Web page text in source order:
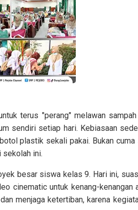
terus "perang" melawan
sendiri setiap hari. Kebiasaan
plastik sekali pakai. Bukan
sekolah ini.
besar siswa kelas 9. Hari ini,
cinematic untuk kenang-
menjaga ketertiban, karena